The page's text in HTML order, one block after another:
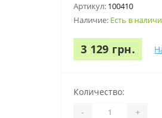
Артикул: 100410
Наличие: Есть в
3 129 грн.
Количество:
- +